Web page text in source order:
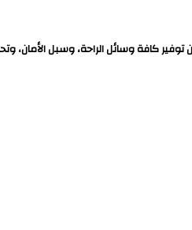
كافة وسائل الراحة، وسبل الأمان،